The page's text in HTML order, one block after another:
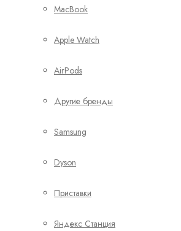
MacBook
Apple Watch
AirPods
Другие бренды
Samsung
Dyson
Приставки
Яндекс Станция